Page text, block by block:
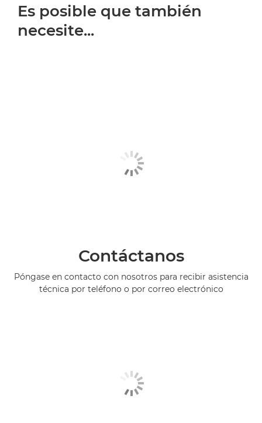
Es posible que también
necesite...
Contáctanos
Póngase en contacto con nosotros para recibir asistencia
técnica por teléfono o por correo electrónico